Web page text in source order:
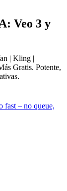
Veo 3 y
| Kling |
Gratis. Potente,
fast – no queue,